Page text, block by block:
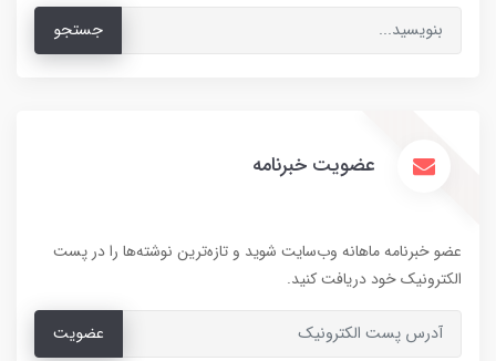
جستجو
عضویت خبرنامه
عضو خبرنامه ماهانه وب‌سایت شوید و تازه‌ترین نوشته‌ها را در پست
الکترونیک خود دریافت کنید.
عضویت